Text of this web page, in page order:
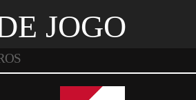
JOGO